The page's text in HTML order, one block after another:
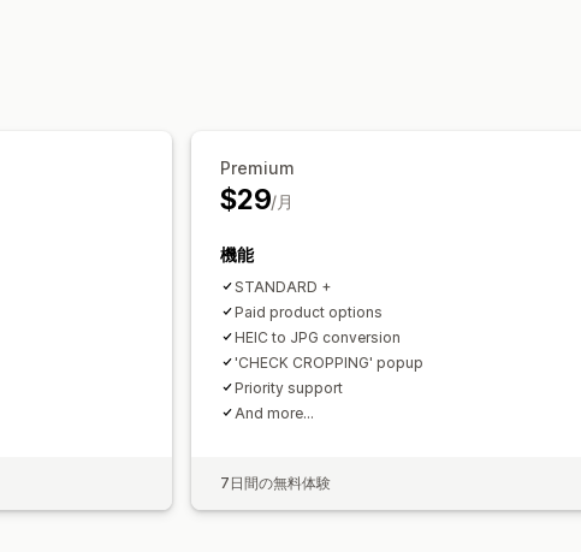
Premium
$29/月
機能
STANDARD +
Paid product options
HEIC to JPG conversion
'CHECK CROPPING' popup
Priority support
And more...
7日間の無料体験